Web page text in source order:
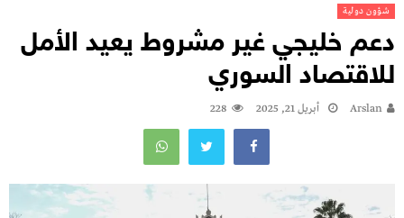
شؤون دولية
دعم خليجي غير مشروط يعيد الأمل
للاقتصاد السوري
Arslan أبريل 21, 2025 228